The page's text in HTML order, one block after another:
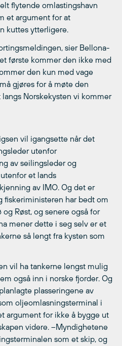
flytende omlastingshavn
et argument for at
kuttes ytterligere.
sier Bellona-
første kommer den ikke med
den kun med vage
gjøres for å møte den
Norskekysten vi kommer
vil igangsette når det
utenfor
av seilingsleder og
et lands
av IMO. Og det er
fiskeriministeren har bedt om
Røst, og senere også for
mener dette i seg selv er et
så lengt fra kysten som
vil ha tankerne lengst mulig
også inn i norske fjorder. Og
plasseringene av
oljeomlasningsterminal i
argument for ikke å bygge ut
videre. –Myndighetene
som et skip, og